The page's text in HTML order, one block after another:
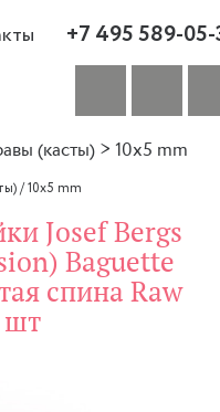
+7 495 589-
(касты) > 10x5 mm
/10x5 mm
Josef Bergs
Baguette
спина Raw
шт